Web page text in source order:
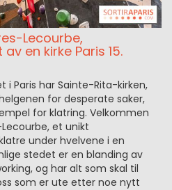
Lecourbe,
en kirke Paris 15.
i Paris har Sainte-Rita-kirken,
for desperate saker,
for klatring. Velkommen
et unikt
under hvelvene i en
stedet er en blanding av
og har alt som skal til
som er ute etter noe nytt